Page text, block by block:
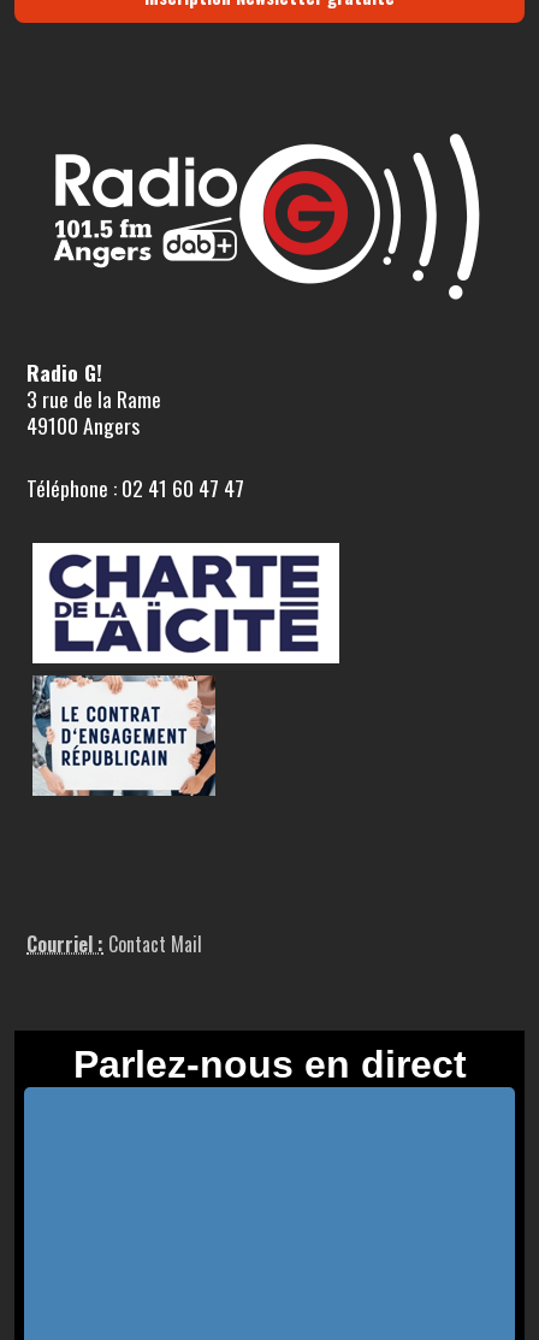
Radio G!
3 rue de la Rame
49100 Angers
Téléphone : 02 41 60 47 47
Courriel : Contact Mail